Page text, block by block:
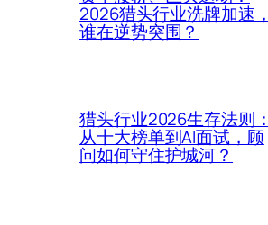
2026猎头行业洗牌加速，
谁在逆势突围？
猎头行业2026生存法则：
从十大榜单到AI面试，顾
问如何守住护城河？